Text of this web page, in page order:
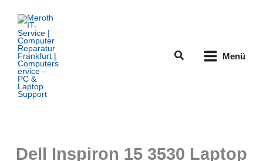
Inhalt
springen
Suchen Menü
Dell Inspiron 15 3530 Laptop